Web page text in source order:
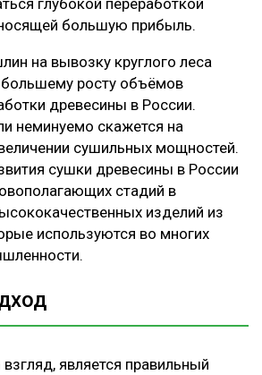
большую прибыль.
на вывозку круглого леса
росту объёмов
древесины в России.
неминуемо скажется на
сушильных мощностей.
сушки древесины в России
стадий в
изделий из
используются во многих
является правильный